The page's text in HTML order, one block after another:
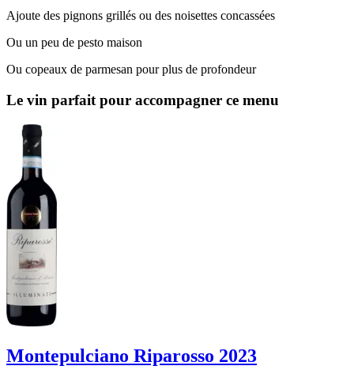
Ajoute des pignons grillés ou des noisettes concassées
Ou un peu de pesto maison
Ou copeaux de parmesan pour plus de profondeur
Le vin parfait pour accompagner ce menu
Montepulciano Riparosso 2023